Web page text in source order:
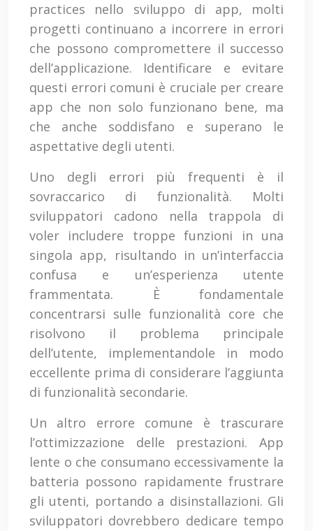
practices nello sviluppo di app, molti
progetti continuano a incorrere in errori
che possono compromettere il successo
dell’applicazione. Identificare e evitare
questi errori comuni è cruciale per creare
app che non solo funzionano bene, ma
che anche soddisfano e superano le
aspettative degli utenti.
Uno degli errori più frequenti è il
sovraccarico di funzionalità. Molti
sviluppatori cadono nella trappola di
voler includere troppe funzioni in una
singola app, risultando in un’interfaccia
confusa e un’esperienza utente
frammentata. È fondamentale
concentrarsi sulle funzionalità core che
risolvono il problema principale
dell’utente, implementandole in modo
eccellente prima di considerare l’aggiunta
di funzionalità secondarie.
Un altro errore comune è trascurare
l’ottimizzazione delle prestazioni. App
lente o che consumano eccessivamente la
batteria possono rapidamente frustrare
gli utenti, portando a disinstallazioni. Gli
sviluppatori dovrebbero dedicare tempo